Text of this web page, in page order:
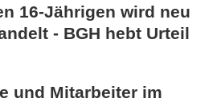
16-Jährigen wird neu
- BGH hebt Urteil
und Mitarbeiter im